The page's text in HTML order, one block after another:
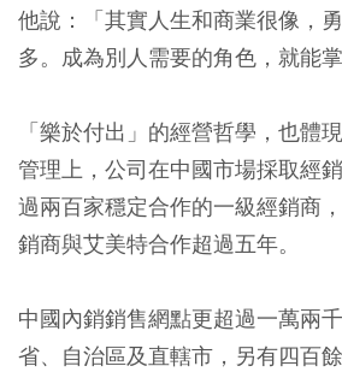
他說：「其實人生和商業很像，
多。成為別人需要的角色，就能
「樂於付出」的經營哲學，也體
管理上，公司在中國市場採取經
過兩百家穩定合作的一級經銷商
銷商與艾美特合作超過五年。
中國內銷銷售網點更超過一萬兩
省、自治區及直轄市，另有四百餘